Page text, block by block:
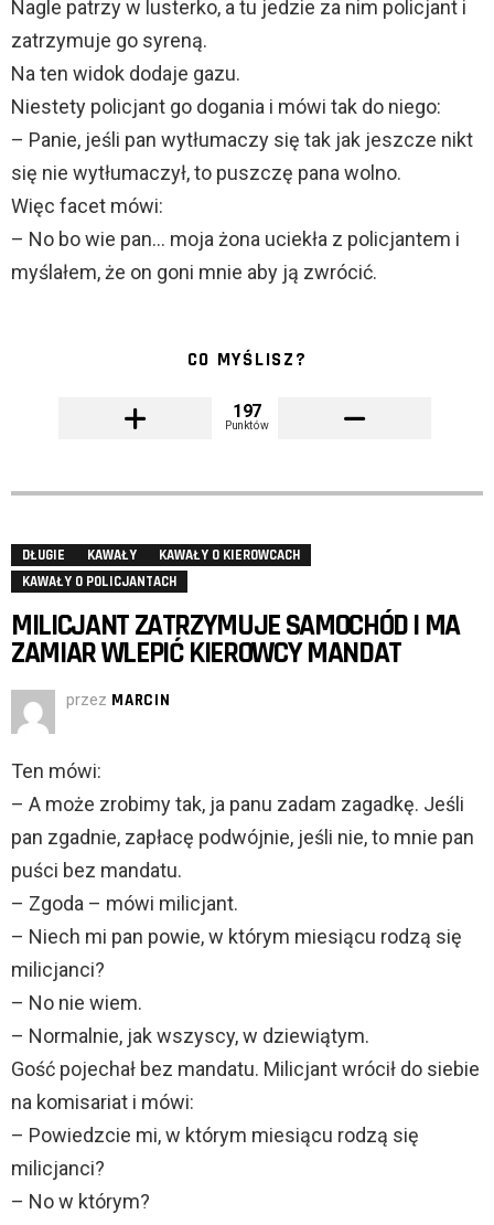
Nagle patrzy w lusterko, a tu jedzie za nim policjant i
zatrzymuje go syreną.
Na ten widok dodaje gazu.
Niestety policjant go dogania i mówi tak do niego:
– Panie, jeśli pan wytłumaczy się tak jak jeszcze nikt
się nie wytłumaczył, to puszczę pana wolno.
Więc facet mówi:
– No bo wie pan… moja żona uciekła z policjantem i
myślałem, że on goni mnie aby ją zwrócić.
CO MYŚLISZ?
197
Punktów
DŁUGIE KAWAŁY
KAWAŁY O KIEROWCACH
KAWAŁY O POLICJANTACH
MILICJANT ZATRZYMUJE SAMOCHÓD I MA
ZAMIAR WLEPIĆ KIEROWCY MANDAT
przez MARCIN
Ten mówi:
– A może zrobimy tak, ja panu zadam zagadkę. Jeśli
pan zgadnie, zapłacę podwójnie, jeśli nie, to mnie pan
puści bez mandatu.
– Zgoda – mówi milicjant.
– Niech mi pan powie, w którym miesiącu rodzą się
milicjanci?
– No nie wiem.
– Normalnie, jak wszyscy, w dziewiątym.
Gość pojechał bez mandatu. Milicjant wrócił do siebie
na komisariat i mówi:
– Powiedzcie mi, w którym miesiącu rodzą się
milicjanci?
– No w którym?